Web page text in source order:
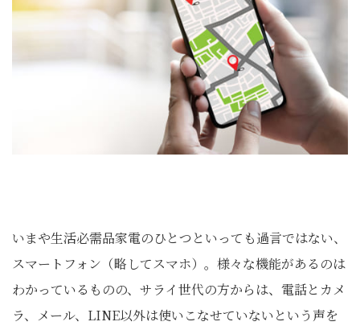
いまや生活必需品家電のひとつといっても過言ではない、
スマートフォン（略してスマホ）。様々な機能があるのは
わかっているものの、サライ世代の方からは、電話とカメ
ラ、メール、LINE以外は使いこなせていないという声を